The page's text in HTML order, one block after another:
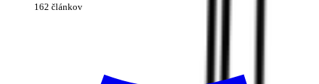
162 článkov